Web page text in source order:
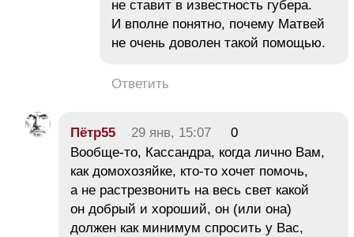
не ставит в известность губера.
И вполне понятно, почему Матвей
не очень доволен такой помощью.
Ответить
Пётр55 29 янв, 15:07
0
Вообще-то, Кассандра, когда лично Вам,
как домохозяйке, кто-то хочет помочь,
а не растрезвонить на весь свет какой
он добрый и хороший, он (или она)
должен как минимум спросить у Вас,